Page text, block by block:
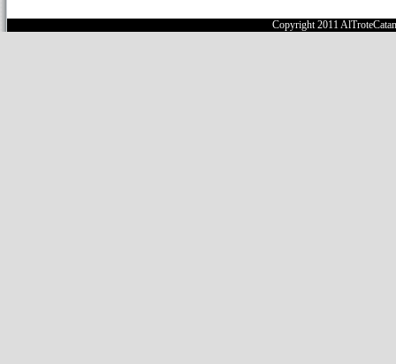
Copyright 2011